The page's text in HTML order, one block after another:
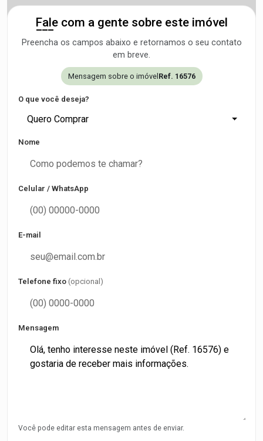
Fale com a gente sobre este imóvel
Preencha os campos abaixo e retornamos o seu contato
em breve.
Mensagem sobre o imóvel Ref. 16576
O que você deseja?
Quero Comprar
Nome
Celular / WhatsApp
E-mail
Telefone fixo (opcional)
Mensagem
Você pode editar esta mensagem antes de enviar.